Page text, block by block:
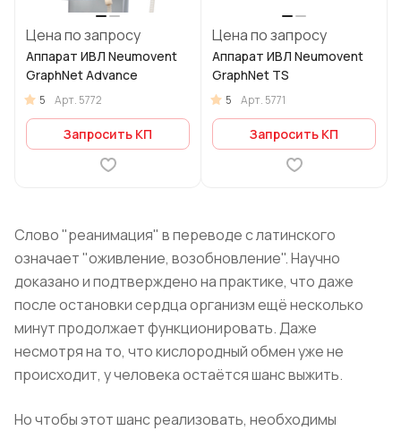
Цена по запросу
Аппарат ИВЛ Neumovent
GraphNet Advance
5 Арт. 5772
Запросить КП
Цена по запросу
Аппарат ИВЛ Neumovent
GraphNet TS
5 Арт. 5771
Запросить КП
Слово "реанимация" в переводе с латинского
означает "оживление, возобновление". Научно
доказано и подтверждено на практике, что даже
после остановки сердца организм ещё несколько
минут продолжает функционировать. Даже
несмотря на то, что кислородный обмен уже не
происходит, у человека остаётся шанс выжить.
Но чтобы этот шанс реализовать, необходимы